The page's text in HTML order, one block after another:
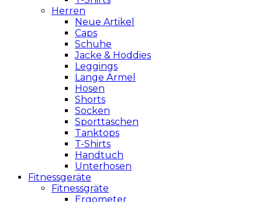
Herren
Neue Artikel
Caps
Schuhe
Jacke & Hoddies
Leggings
Lange Ärmel
Hosen
Shorts
Socken
Sporttaschen
Tanktops
T-Shirts
Handtuch
Unterhosen
Fitnessgeräte
Fitnessgräte
Ergometer